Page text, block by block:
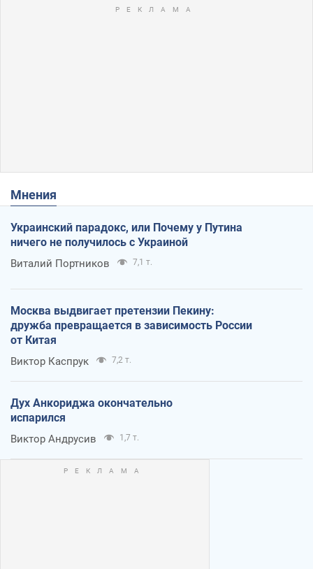
Мнения
Украинский парадокс, или Почему у Путина
ничего не получилось с Украиной
Виталий Портников 7,1 т.
Москва выдвигает претензии Пекину:
дружба превращается в зависимость России
от Китая
Виктор Каспрук 7,2 т.
Дух Анкориджа окончательно
испарился
Виктор Андрусив 1,7 т.